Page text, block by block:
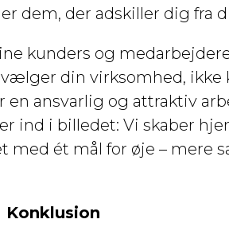
dem, der adskiller dig fra
kunders og
din virksomhed, ikke
en ansvarlig og attraktiv
ind i billedet: Vi skaber
med ét mål for øje – mere
Konklusion